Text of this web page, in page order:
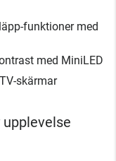
funktioner med
med MiniLED
skärmar